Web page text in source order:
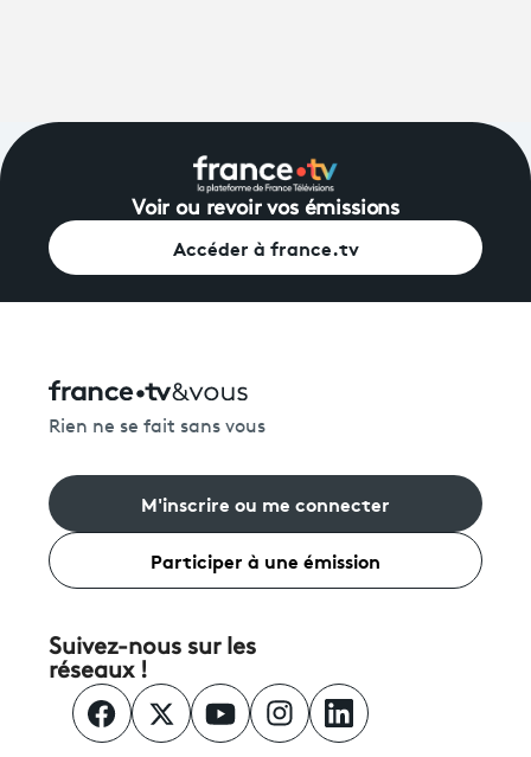
Voir ou revoir vos émissions
Accéder à france.tv
Rien ne se fait sans vous
M'inscrire ou me connecter
Participer à une émission
Suivez-nous sur les
réseaux !